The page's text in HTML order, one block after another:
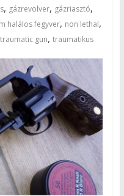
, gázrevolver, gázriasztó,
halálos fegyver, non lethal,
traumatic gun, traumatikus